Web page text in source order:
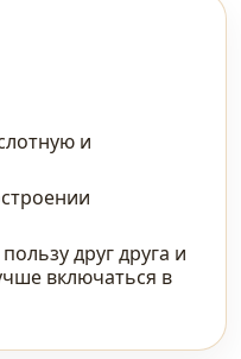
и
друг друга и
включаться в